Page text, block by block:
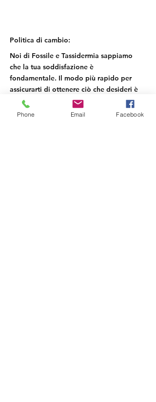
Politica di cambio:
Noi di Fossile e Tassidermia sappiamo
che la tua soddisfazione è
fondamentale. Il modo più rapido per
assicurarti di ottenere ciò che desideri è
restituire l'articolo che hai e, una volta
accettato il reso, effettuare un acquisto
Phone Email Facebook